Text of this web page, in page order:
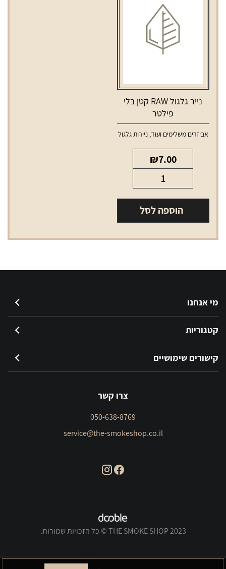
נייר גלגול RAW קטן בלי
פילטר
אביזרים משלימים ועוד,ניירות גלגול
₪7.00
של
נייר
גלגול
פילטר
הוספה לסל
מי אנחנו
קטגוריות
קישורים שימושיים
צרו קשר
050-638-8769
service@the-smokeshop.co.il
THE SMOKE SHOP 2023 © כל הזכויות שמורות.